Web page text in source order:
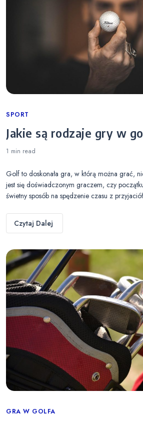
Categories
SPORT
Jakie są rodzaje gry w
1 min read
Golf to doskonała gra, w którą można grać,
jest się doświadczonym graczem, czy
świetny sposób na spędzenie czasu z
Czytaj Dalej
Categories
GRA W GOLFA